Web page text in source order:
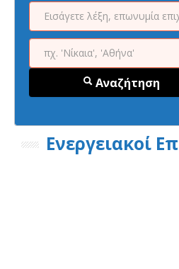
Αναζήτηση
Ενεργειακοί